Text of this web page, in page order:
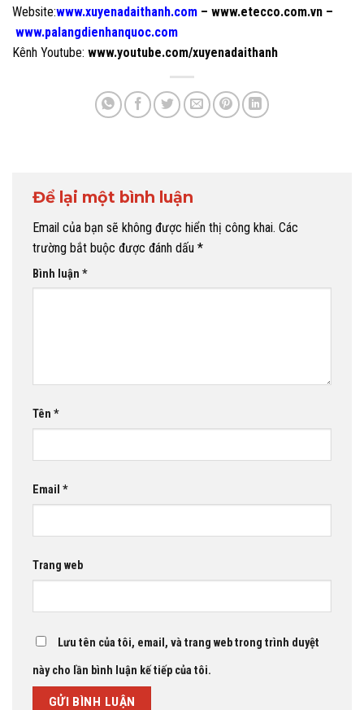
Website:www.xuyenadaithanh.com – www.etecco.com.vn –
www.palangdienhanquoc.com
Kênh Youtube: www.youtube.com/xuyenadaithanh
Để lại một bình luận
Email của bạn sẽ không được hiển thị công khai. Các
trường bắt buộc được đánh dấu *
Bình luận *
Tên *
Email *
Trang web
Lưu tên của tôi, email, và trang web trong trình duyệt
này cho lần bình luận kế tiếp của tôi.